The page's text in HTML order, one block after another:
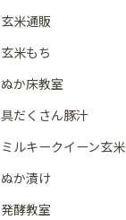
玄米通販
玄米もち
ぬか床教室
具だくさん豚汁
ミルキークイーン玄米
ぬか漬け
発酵教室